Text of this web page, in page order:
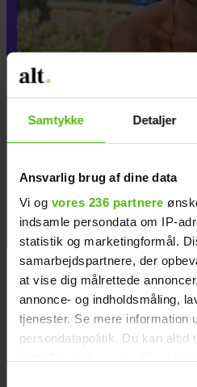
Samtykke Detaljer
Ansvarlig brug af dine data
Vi og vores 236 partnere
indsamle persondata om IP-
statistik og marketingformål.
samarbejdspartnere, der
at vise dig målrettede
annonce- og indholdsmåling,
tjenester. Se mere information
persondatapolitik. Du kan
drømte om et
ændrede hun sin
på